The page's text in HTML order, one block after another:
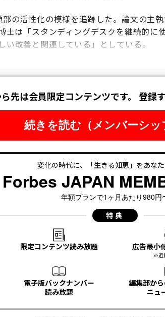
の活性化の模様を追跡した。論文の主
士は「スタンディングデスクを継続的に
い改善と関連している」としている。